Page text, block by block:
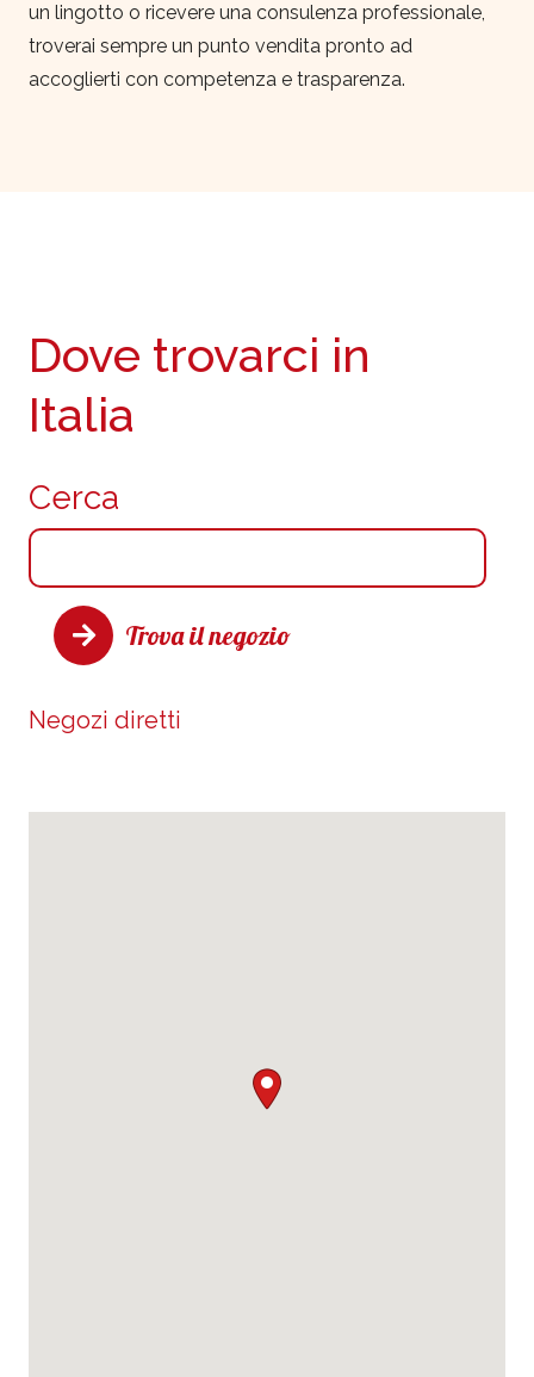
un lingotto o ricevere una consulenza professionale,
troverai sempre un punto vendita pronto ad
accoglierti con competenza e trasparenza.
Cerca
Trova il negozio
Dove trovarci in
Italia
Negozi diretti